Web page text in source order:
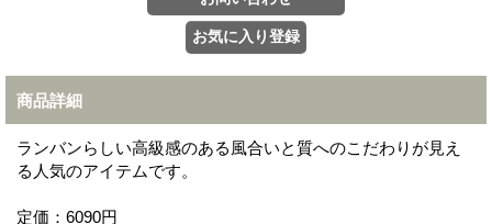
商品詳細
ランバンらしい高級感のある風合いと質へのこだわりが見え
る人気のアイテムです。
定価：6090円